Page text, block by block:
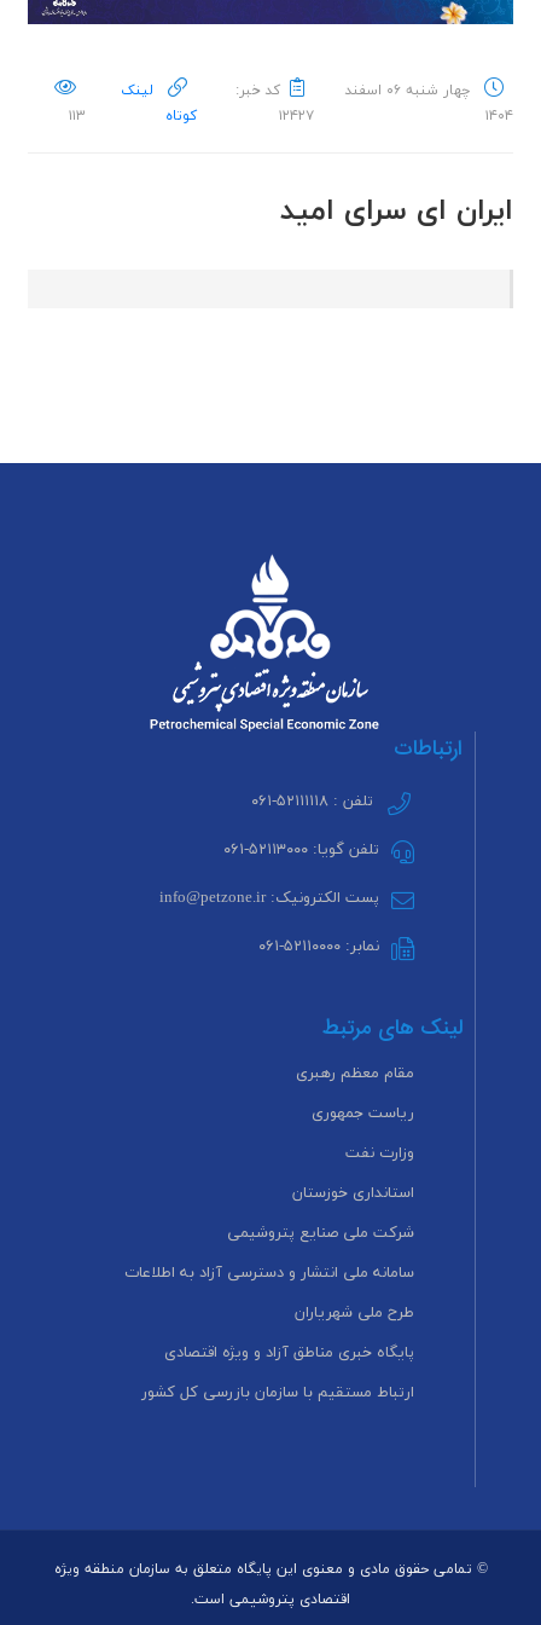
چهار شنبه ۰۶ اسفند
۱۴۰۴
کد خبر:
۱۲۴۲۷
لینک
کوتاه
۱۱۳
ایران ای سرای امید
ارتباطات
تلفن : ۵۲۱۱۱۱۱۸-۰۶۱
تلفن گویا: ۵۲۱۱۳۰۰۰-۰۶۱
پست الکترونیک: info@petzone.ir
نمابر: ۵۲۱۱۰۰۰۰-۰۶۱
لینک های مرتبط
مقام معظم رهبری
ریاست جمهوری
وزارت نفت
استانداری خوزستان
شرکت ملی صنایع پتروشیمی
سامانه ملی انتشار و دسترسی آزاد به اطلاعات
طرح ملی شهریاران
پایگاه خبری مناطق آزاد و ویژه اقتصادی
ارتباط مستقیم با سازمان بازرسی کل کشور
© تمامی حقوق مادی و معنوی این پایگاه متعلق به سازمان منطقه ویژه
اقتصادی پتروشیمی است.